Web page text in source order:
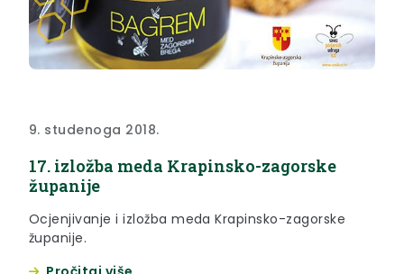
9. studenoga 2018.
17. izložba meda Krapinsko-zagorske
županije
Ocjenjivanje i izložba meda Krapinsko-zagorske
županije.